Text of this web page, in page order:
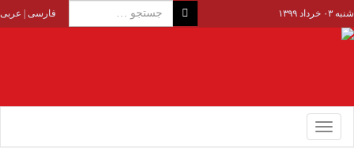
شنبه ۰۳ خرداد ۱۳۹۹ فارسی عربی
Toggle
navigation